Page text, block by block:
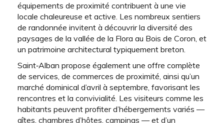
équipements de proximité contribuent à une vie
locale chaleureuse et active. Les nombreux sentiers
de randonnée invitent à découvrir la diversité des
paysages de la vallée de la Flora au Bois de Coron, et
un patrimoine architectural typiquement breton.
Saint‑Alban propose également une offre complète
de services, de commerces de proximité, ainsi qu’un
marché dominical d’avril à septembre, favorisant les
rencontres et la convivialité. Les visiteurs comme les
habitants peuvent profiter d’hébergements variés —
gîtes, chambres d’hôtes, campings — et d’un